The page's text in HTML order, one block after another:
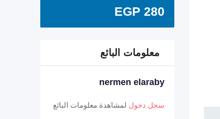
EGP 280
معلومات البائع
nermen elaraby
سجل دخول لمشاهدة معلومات البائع